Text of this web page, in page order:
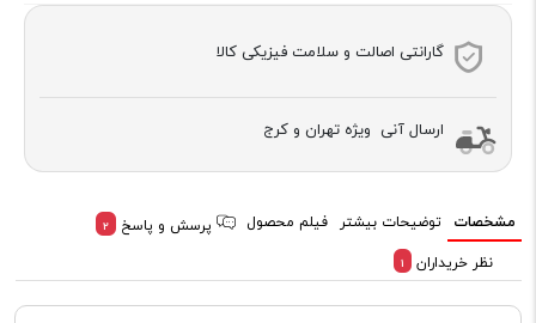
گارانتی اصالت و سلامت فیزیکی کالا
ارسال آنی ویژه تهران و کرج
مشخصات توضیحات بیشتر فیلم محصول پرسش و پاسخ 2
نظر خریداران 1